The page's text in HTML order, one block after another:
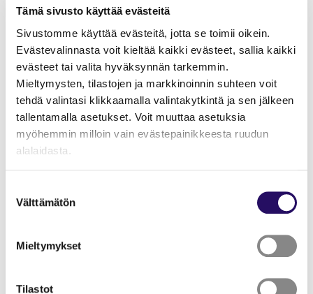
Tämä sivusto käyttää evästeitä
Sivustomme käyttää evästeitä, jotta se toimii oikein.
Evästevalinnasta voit kieltää kaikki evästeet, sallia kaikki
evästeet tai valita hyväksynnän tarkemmin.
Mieltymysten, tilastojen ja markkinoinnin suhteen voit
tehdä valintasi klikkaamalla valintakytkintä ja sen jälkeen
tallentamalla asetukset. Voit muuttaa asetuksia
myöhemmin milloin vain evästepainikkeesta ruudun
alalaidasta.
Lue lisää sivustostamme ja evästeistä
valinta
Välttämätön
Mieltymykset
Tilastot
Hannan ydinosaamista on aivoterveys, positiivinen
psykologia ja ikääntyneen mielenhyvinvointi. YAMK
opinnoissa hän suuntautui sosiaali- ja terveysalan
arvoihin, etiikkaan ja merkityksellisten yhteisöjen
rakentamiseen. Päättötyössään hän perehtyi
ikääntyneiden eksistentiaaliseen hyvinvointiin, elämän
merkityslähteisiin ja merkityksen kokemusta horjuttaviin
tekijöihin. Hanna saa voimaa auringosta ja luonnosta sekä
viettää paljon aikaa yleisurheiluharrastuksensa parissa,
Tarja on koulutukseltaan lähihoitaja ja geronomi AMK, ja
Tarjan ydinosaamista on tällä hetkellä ikääntymisen
ennakointi nostaen esille jokaisen voimavarat
kehittänyt myös Ikäopas -toiminnan nostamaan